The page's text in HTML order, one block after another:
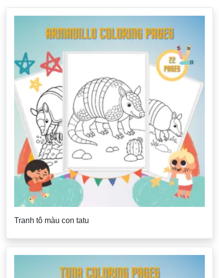
Tranh tô màu con tatu